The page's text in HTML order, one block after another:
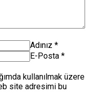
Adınız *
E-Posta *
kullanılmak üzere
site adresimi bu